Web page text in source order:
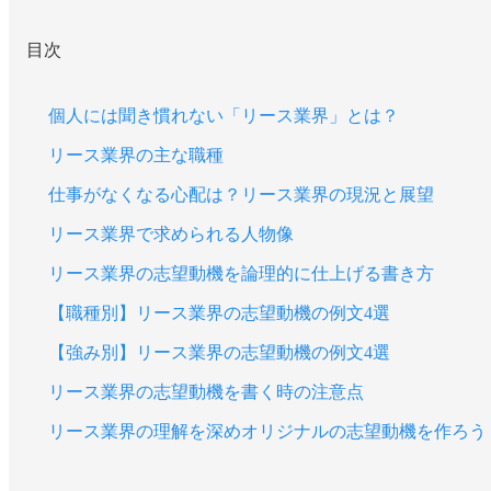
目次
個人には聞き慣れない「リース業界」とは？
リース業界の主な職種
仕事がなくなる心配は？リース業界の現況と展望
リース業界で求められる人物像
リース業界の志望動機を論理的に仕上げる書き方
【職種別】リース業界の志望動機の例文4選
【強み別】リース業界の志望動機の例文4選
リース業界の志望動機を書く時の注意点
リース業界の理解を深めオリジナルの志望動機を作ろう